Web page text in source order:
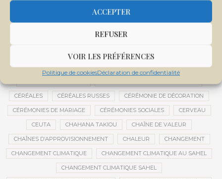
ACCEPTER
REFUSER
VOIR LES PRÉFÉRENCES
Politique de cookiesDéclaration de confidentialité
CENTRE D'INTELLIGENCE ARTIFICIELLE
CENTRE DE SANTÉ COMMUNAUTAIRE CENTRE DU MALI
CENTRE INTERNATIONAL DE CONFÉRENCES DE BAMAKO
CENTRE MALI
CENTRE NATIONAL DES EXAMENS ET CONCOURS DE L’ÉDUCATION
CÉRÉALES CÉRÉALES RUSSES CÉRÉMONIE DE DÉCORATION
CÉRÉMONIES DE MARIAGE CÉRÉMONIES SOCIALES CERVEAU
CEUTA CHAHANA TAKIOU CHAÎNE DE VALEUR
CHAÎNES D’APPROVISIONNEMENT CHALEUR CHANGEMENT
CHANGEMENT CLIMATIQUE CHANGEMENT CLIMATIQUE AU SAHEL
CHANGEMENT CLIMATIQUE SAHEL